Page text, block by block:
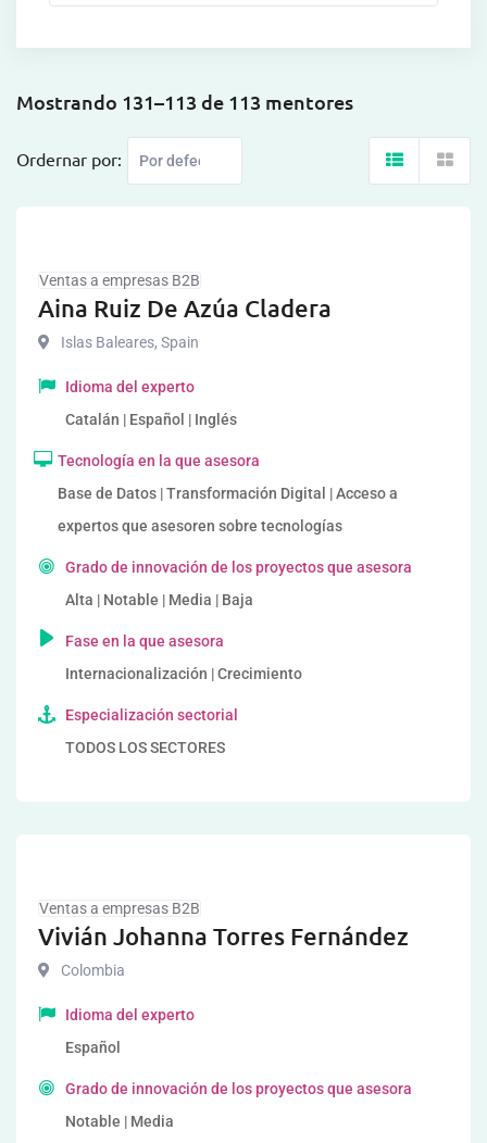
Mostrando 131–113 de 113 mentores
Ordernar por:
Ventas a empresas B2B
Aina Ruiz De Azúa Cladera
Islas Baleares, Spain
Idioma del experto
Catalán | Español | Inglés
Tecnología en la que asesora
Base de Datos | Transformación Digital | Acceso a
expertos que asesoren sobre tecnologías
Grado de innovación de los proyectos que asesora
Alta | Notable | Media | Baja
Fase en la que asesora
Internacionalización | Crecimiento
Especialización sectorial
TODOS LOS SECTORES
Ventas a empresas B2B
Vivián Johanna Torres Fernández
Colombia
Idioma del experto
Español
Grado de innovación de los proyectos que asesora
Notable | Media